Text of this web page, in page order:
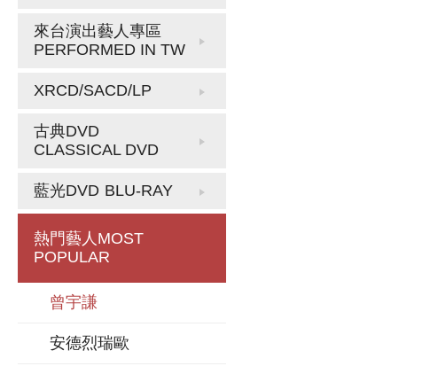
來台演出藝人專區
PERFORMED IN TW
XRCD/SACD/LP
古典DVD
CLASSICAL DVD
藍光DVD BLU-RAY
熱門藝人 MOST
POPULAR
曾宇謙
安德烈瑞歐